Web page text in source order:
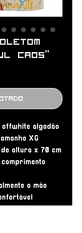
CAOS”
offwhite algodão
XG
altura x 70 cm
a mão